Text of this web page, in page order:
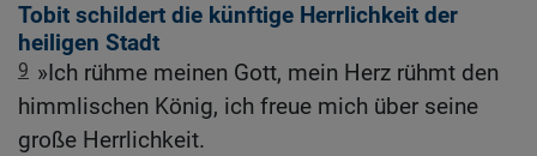
Tobit schildert die künftige Herrlichkeit der
heiligen Stadt
9 »Ich rühme meinen Gott, mein Herz rühmt den
himmlischen König, ich freue mich über seine
große Herrlichkeit.